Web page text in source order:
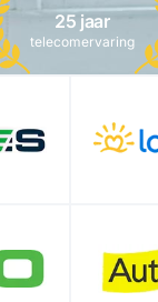
25 jaar
telecomervaring